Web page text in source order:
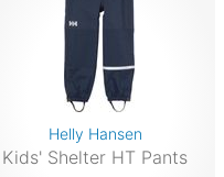
Helly Hansen
Kids' Shelter HT Pants